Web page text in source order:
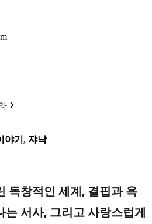
야기, 쟈낙
독창적인 세계, 결핍과 욕
는 서사, 그리고 사랑스럽게